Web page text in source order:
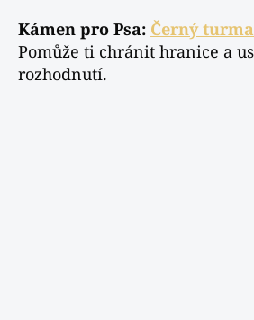
Kámen pro Psa: Černý
Pomůže ti chránit hranice a
rozhodnutí.